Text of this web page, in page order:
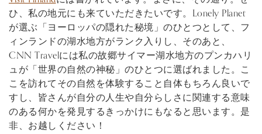
ひ、私の地元にも来ていただきたいです。Lonely Planet
が選ぶ「ヨーロッパの隠れた秘境」のひとつとして、フ
ィンランドの湖水地方がランク入りし、そのあと、
CNN Travelには私の故郷サイマー湖水地方のプンカハリ
ュが「世界の自然の神秘」のひとつに選ばれました。こ
こを訪れてその自然を体験すること自体もちろん良いで
すし、皆さんが自分の人生や自分らしさに関連する意味
のある何かを発見するきっかけにもなると思います。是
非、お越しください！